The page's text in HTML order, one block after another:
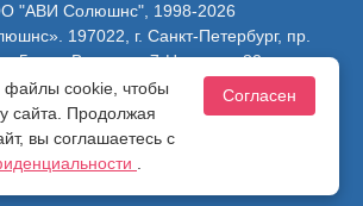
"АВИ Солюшнс", 1998-2026
197022, г. Санкт-Петербург, пр.
лит. В, ч. пом. 7-Н, ч. ком. 82.
/ КПП 781301001 / ОГРН 1107847137980
конфиденциальности
cookie, чтобы
сайта. Продолжая
вы соглашаетесь с
Согласен